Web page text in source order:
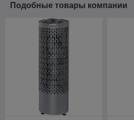
Подобные товары компании